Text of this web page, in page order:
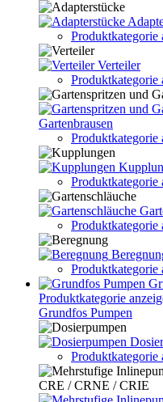
Produktkategorie
Verteiler
Produktkategorie
Gartenbrausen
Produktkategorie
Produktkategorie
Produktkategorie
Produktkategorie
Produktkategorie
Grundfos Pumpen
Produktkategorie